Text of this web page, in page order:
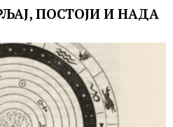
ПОСТОЈИ И НАДА